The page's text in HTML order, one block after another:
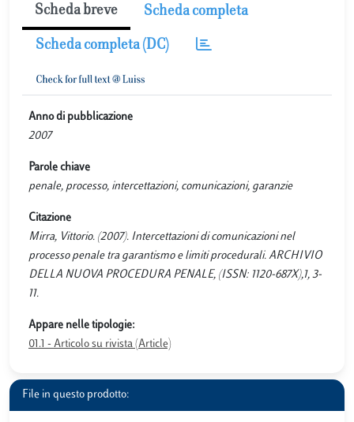
Scheda breve Scheda completa
Scheda completa (DC)
Anno di pubblicazione
2007
Parole chiave
penale, processo, intercettazioni, comunicazioni, garanzie
Citazione
Mirra, Vittorio. (2007). Intercettazioni di comunicazioni nel
processo penale tra garantismo e limiti procedurali. ARCHIVIO
DELLA NUOVA PROCEDURA PENALE, (ISSN: 1120-687X),1, 3-
11.
Appare nelle tipologie:
01.1 - Articolo su rivista (Article)
File in questo prodotto: